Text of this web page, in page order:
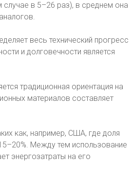
в 5–26 раз), в среднем она
весь технический прогресс
и долговечности является
традиционная ориентация на
материалов составляет
как, например, США, где доля
Между тем использование
энергозатраты на его